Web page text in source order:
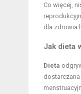
Co więcej,
dla zdrowia
Jak dieta
Dieta